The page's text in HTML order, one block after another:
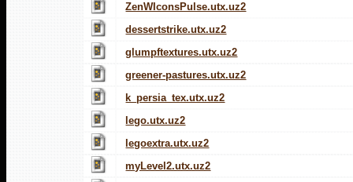
ZenWIconsPulse.utx.uz2
dessertstrike.utx.uz2
glumpftextures.utx.uz2
greener-pastures.utx.uz2
k_persia_tex.utx.uz2
lego.utx.uz2
legoextra.utx.uz2
myLevel2.utx.uz2